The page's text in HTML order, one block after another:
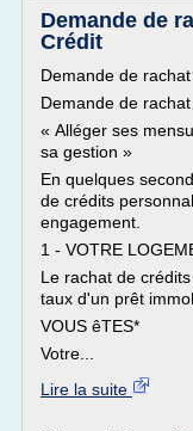
Demande de
Crédit
Demande de
Demande de
« Alléger ses
sa gestion »
En quelques
de crédits
engagement.
1 - VOTRE
Le rachat de
taux d'un prêt
VOUS êTES*
Votre...
Lire la suite